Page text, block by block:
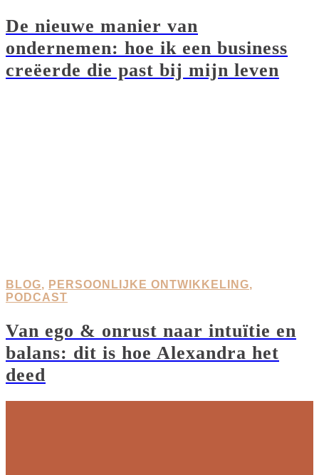
De nieuwe manier van
ondernemen: hoe ik een business
creëerde die past bij mijn leven
BLOG, PERSOONLIJKE ONTWIKKELING,
PODCAST
Van ego & onrust naar intuïtie en
balans: dit is hoe Alexandra het
deed